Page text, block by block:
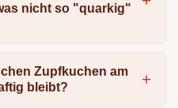
nicht so "quarkig"
Zupfkuchen am
bleibt?